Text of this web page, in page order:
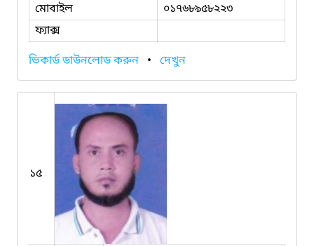
মোবাইল
০১৭৬৮৯৫৮২২৩
ফ্যাক্স
ভিকার্ড ডাউনলোড করুন • দেখুন
১৫